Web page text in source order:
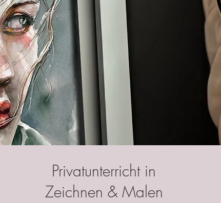
Privatunterricht in
Zeichnen & Malen